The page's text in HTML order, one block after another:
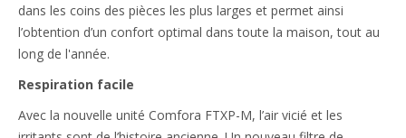
dans les coins des pièces les plus larges et permet ainsi
l’obtention d’un confort optimal dans toute la maison, tout au
long de l'année.
Respiration facile
Avec la nouvelle unité Comfora FTXP-M, l’air vicié et les